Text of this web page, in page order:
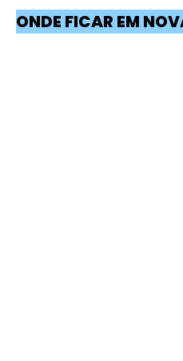
ONDE FICAR EM